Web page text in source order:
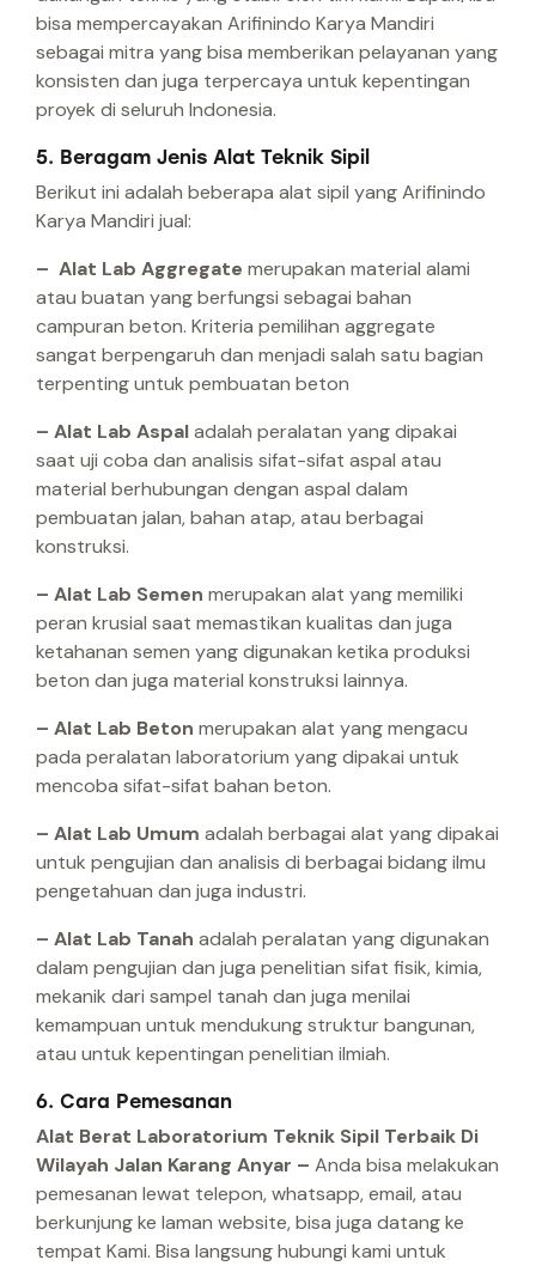
bisa mempercayakan Arifinindo Karya Mandiri
sebagai mitra yang bisa memberikan pelayanan yang
konsisten dan juga terpercaya untuk kepentingan
proyek di seluruh Indonesia.
5. Beragam Jenis Alat Teknik Sipil
Berikut ini adalah beberapa alat sipil yang Arifinindo
Karya Mandiri jual:
– Alat Lab Aggregate merupakan material alami
atau buatan yang berfungsi sebagai bahan
campuran beton. Kriteria pemilihan aggregate
sangat berpengaruh dan menjadi salah satu bagian
terpenting untuk pembuatan beton
– Alat Lab Aspaladalah peralatan yang dipakai
saat uji coba dan analisis sifat-sifat aspal atau
material berhubungan dengan aspal dalam
pembuatan jalan, bahan atap, atau berbagai
konstruksi.
– Alat Lab Semen merupakan alat yang memiliki
peran krusial saat memastikan kualitas dan juga
ketahanan semen yang digunakan ketika produksi
beton dan juga material konstruksi lainnya.
– Alat Lab Beton merupakan alat yang mengacu
pada peralatan laboratorium yang dipakai untuk
mencoba sifat-sifat bahan beton.
– Alat Lab Umum adalah berbagai alat yang dipakai
untuk pengujian dan analisis di berbagai bidang ilmu
pengetahuan dan juga industri.
– Alat Lab Tanah adalah peralatan yang digunakan
dalam pengujian dan juga penelitian sifat fisik, kimia,
mekanik dari sampel tanah dan juga menilai
kemampuan untuk mendukung struktur bangunan,
atau untuk kepentingan penelitian ilmiah.
6. Cara Pemesanan
Alat Berat Laboratorium Teknik Sipil Terbaik Di
Wilayah Jalan Karang Anyar – Anda bisa melakukan
pemesanan lewat telepon, whatsapp, email, atau
berkunjung ke laman website, bisa juga datang ke
tempat Kami. Bisa langsung hubungi kami untuk